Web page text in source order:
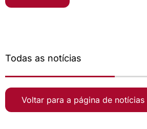
Todas as notícias
Voltar para a página de notícias